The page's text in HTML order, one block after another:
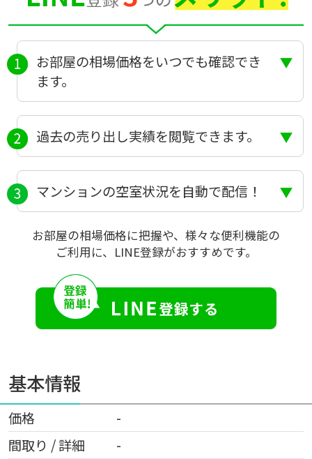
お部屋の相場価格をいつでも確認でき
ます。
過去の売り出し実績を閲覧できます。
マンションの空室状況を自動で配信！
お部屋の相場価格に把握や、様々な便利機能の
ご利用に、LINE登録がおすすめです。
基本情報
価格
-
間取り / 詳細
-